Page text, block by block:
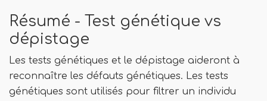
Résumé - Test génétique vs
dépistage
Les tests génétiques et le dépistage aideront à
reconnaître les défauts génétiques. Les tests
génétiques sont utilisés pour filtrer un individu